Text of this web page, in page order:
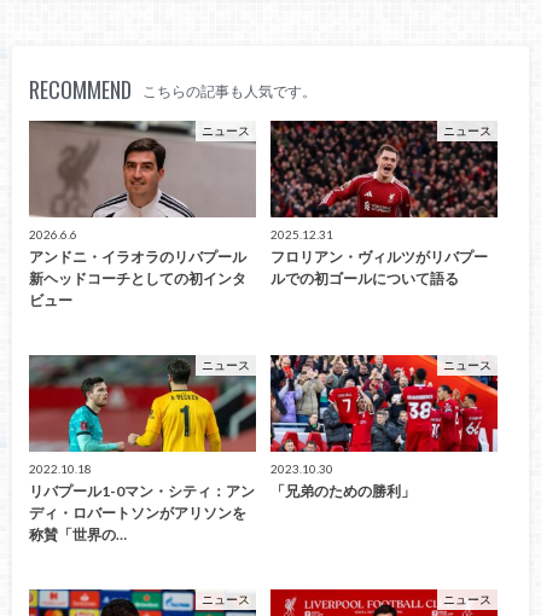
RECOMMEND こちらの記事も人気です。
ニュース
2026.6.6
アンドニ・イラオラのリバプール
新ヘッドコーチとしての初インタ
ビュー
ニュース
2025.12.31
フロリアン・ヴィルツがリバプー
ルでの初ゴールについて語る
ニュース
2022.10.18
リバプール1-0マン・シティ：アン
ディ・ロバートソンがアリソンを
称賛「世界の…
ニュース
2023.10.30
「兄弟のための勝利」
ニュース ニュース